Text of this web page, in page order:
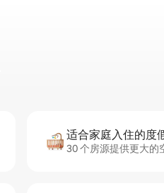
适合家庭入住的度
30 个房源提供更大的